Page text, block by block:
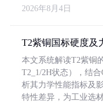
2026年8月4日
T2紫铜国标硬度及
本文系统解读T2紫铜
T2_1/2H状态），结
析其力学性能指标及
特性差异，为工业选